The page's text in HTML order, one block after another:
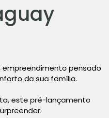
pensado
da sua família.
este pré-lançamento